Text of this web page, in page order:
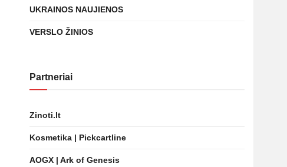
UKRAINOS NAUJIENOS
VERSLO ŽINIOS
Partneriai
Zinoti.lt
Kosmetika | Pickcartline
AOGX | Ark of Genesis